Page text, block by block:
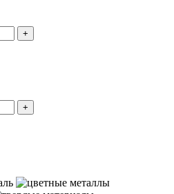
+
+